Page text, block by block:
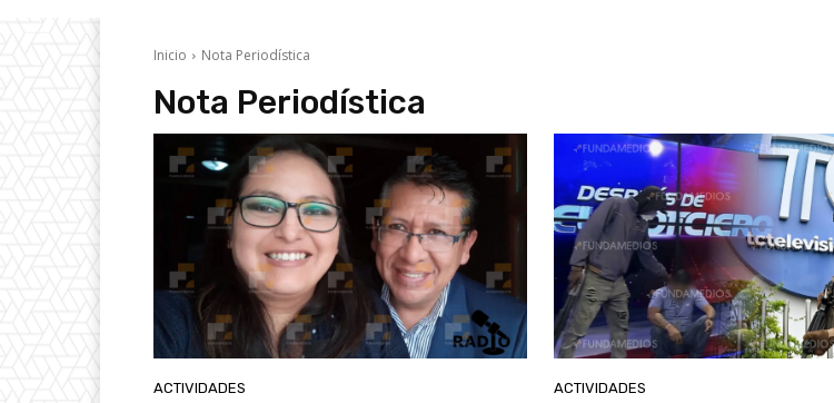
Inicio Nota Periodística
Nota Periodística
ACTIVIDADES ACTIVIDADES